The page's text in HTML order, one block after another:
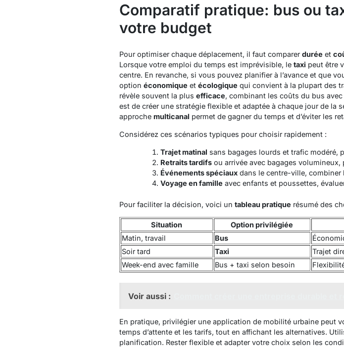
Comparatif pratique: bus ou
votre budget
Pour optimiser chaque déplacement, il faut comparerdurée et
Lorsque votre emploi du temps est imprévisible, le taxi peut être
centre. En revanche, si vous pouvez planifier à l’avance et que
option économique et écologique qui convient à la plupart des
révèle souvent la plus efficace, combinant les coûts du bus
est de créer une stratégie flexible et adaptée à chaque jour de la
approche multicanal permet de gagner du temps et d’éviter les
Considérez ces scénarios typiques pour choisir rapidement :
Trajet matinal sans bagages lourds et trafic modéré,
Retraits tardifs ou arrivée avec bagages volumineux,
Événements spéciaux dans le centre-ville,
Voyage en famille avec enfants et poussettes,
Pour faciliter la décision, voici un tableau pratique résumé des
Situation Option privilégiée
Matin, travail
Bus
Soir tard
Taxi Trajet
Week-end avec famille
Bus + taxi selon besoin
Voir aussi :
En pratique, privilégier une application de mobilité urbaine peut
temps d’attente et les tarifs, tout en affichant les alternatives.
planification. Rester flexibleet adapter votre choix selon les